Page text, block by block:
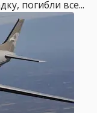
погибли все...